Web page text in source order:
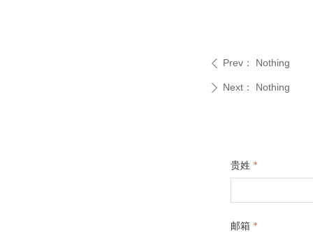
ꄴ Prev： Nothing
ꄲ Next： Nothing
贵姓 *
邮箱 *